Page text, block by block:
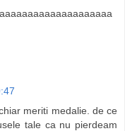
meriti medalie. de ce
tale ca nu pierdeam